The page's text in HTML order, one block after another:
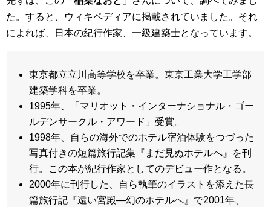
た。すると、ウィキペディアに掲載されていました。それ
によれば、日本の紀行作家、一級建築士となっています。
東京都立立川高等学校を卒業。東京工業大学工学部
建築学科を卒業。
1995年、「マリオット・インターナショナル・ゴー
ルデンサークル・アワード」受賞。
1998年、自らの海外でのホテル宿泊体験をつづった
写真付きの短篇旅行記集『まだ見ぬホテルへ』を刊
行。この本が紀行作家としてのデビュー作となる。
2000年に刊行した、自ら執筆のイラストを添えた長
篇旅行記『遠い宮殿—幻のホテルへ』で2001年、